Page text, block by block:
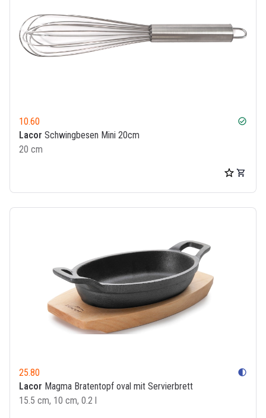
10.60 check_circle
Lacor Schwingbesen Mini 20cm
20 cm
25.80 contrast
Lacor Magma Bratentopf oval mit Servierbrett
15.5 cm, 10 cm, 0.2 l